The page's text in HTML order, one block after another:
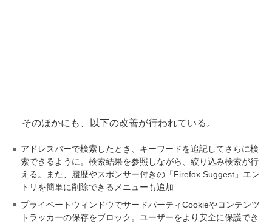
そのほかにも、以下の改善が行われている。
アドレスバーで検索したとき、キーワードを追記してさらに検
索できるように。検索結果を参照しながら、絞り込み検索が行
える。また、履歴やスポンサー付きの「Firefox Suggest」エン
トリを簡単に削除できるメニューも追加
プライベートウィンドウでサードパーティCookieやコンテンツ
トラッカーの保存をブロック。ユーザーをより安全に保護でき